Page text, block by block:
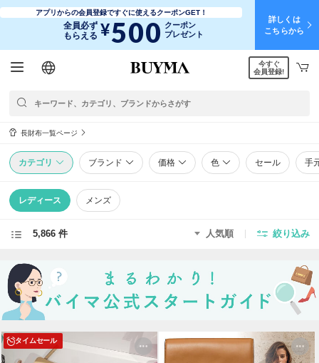
アプリからの会員登録ですぐに使えるクーポンGET！
全員必ず
もらえる ¥500 クーポン
プレゼント
詳しくは
こちらから
日本語
English
简体中文
繁體中文
今すぐ
会員登録!
長財布一覧ページ
カテゴリ ブランド 価格 色 セール 手
レディース メンズ
5,866 件 人気順 絞り込み
タイムセール